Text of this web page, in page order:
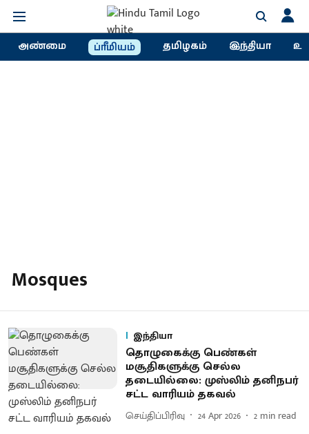
அண்மை ப்ரீமியம் தமிழகம் இந்தியா
Mosques
இந்தியா
தொழுகைக்கு பெண்கள்
மசூதிகளுக்கு செல்ல
தடையில்லை: முஸ்லிம் தனிநபர்
சட்ட வாரியம் தகவல்
செய்திப்பிரிவு 24 Apr 2026 2 min read